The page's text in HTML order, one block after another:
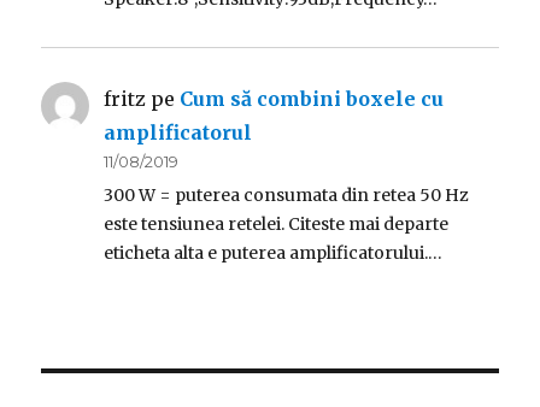
fritz pe Cum să combini boxele cu
amplificatorul
11/08/2019
300 W = puterea consumata din retea 50 Hz
este tensiunea retelei. Citeste mai departe
eticheta alta e puterea amplificatorului.…